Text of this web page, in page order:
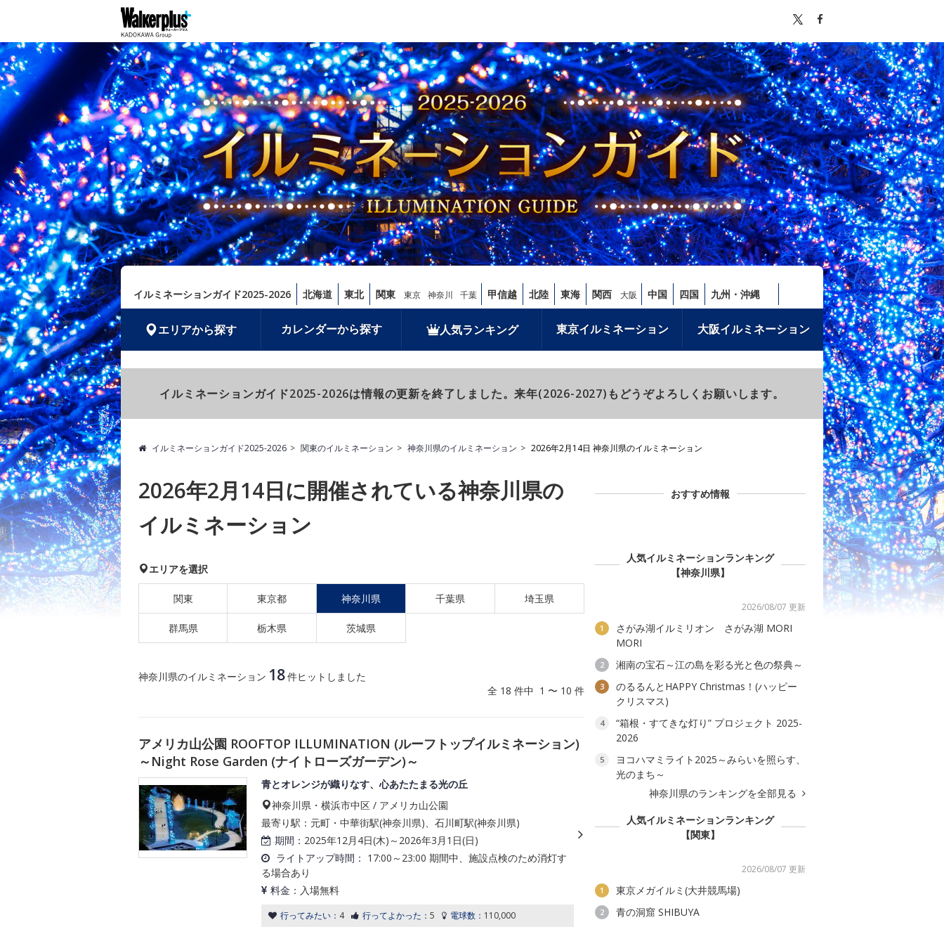
イルミネーションガイド2025-2026 北海道 東北 関東 東京 神奈川 千葉 甲信越 北陸 東海 関西 大阪 中国 四国 九州・沖縄
エリアから探す カレンダーから探す 人気ランキング 東京イルミネーション 大阪イルミネーション
イルミネーションガイド2025-2026は情報の更新を終了しました。来年(2026-2027)もどうぞよろしくお願いします。
イルミネーションガイド2025-2026 関東のイルミネーション 神奈川県のイルミネーション 2026年2月14日 神奈川県のイルミネーション
2026年2月14日に開催されている神奈川県の
イルミネーション
エリアを選択
関東 東京都 神奈川県 千葉県 埼玉県
群馬県 栃木県 茨城県
神奈川県のイルミネーション 18件ヒットしました
全 18 件中 1 〜 10 件
アメリカ山公園 ROOFTOP ILLUMINATION (ルーフトップイルミネーション)
～Night Rose Garden (ナイトローズガーデン)～
青とオレンジが織りなす、心あたたまる光の丘
神奈川県・横浜市中区 / アメリカ山公園
最寄り駅：元町・中華街駅(神奈川県)、石川町駅(神奈川県)
期間： 2025年12月4日(木)～2026年3月1日(日)
ライトアップ時間： 17:00～23:00 期間中、施設点検のため消灯す
る場合あり
料金： 入場無料
行ってみたい： 4 行ってよかった： 5 電球数： 110,000
おすすめ情報
人気イルミネーションランキング
【神奈川県】
2026/08/07 更新
1
さがみ湖イルミリオン さがみ湖 MORI
MORI
2 湘南の宝石～江の島を彩る光と色の祭典～
3
のるるんとHAPPY Christmas！(ハッピー
クリスマス)
4
“箱根・すてきな灯り” プロジェクト 2025-
2026
5
ヨコハマミライト2025～みらいを照らす、
光のまち～
神奈川県のランキングを全部見る
人気イルミネーションランキング
【関東】
2026/08/07 更新
1 東京メガイルミ(大井競馬場)
2 青の洞窟 SHIBUYA